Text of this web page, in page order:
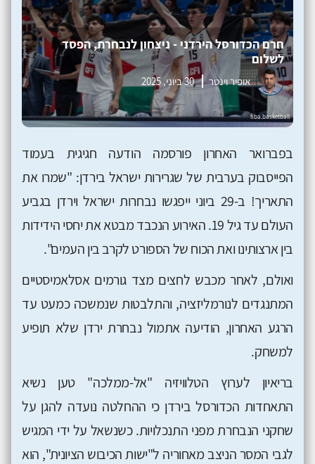
חרם הכדורסל הירדני - ניצחון לנבחרת, הפסד
לשלום
אופיר וינטר 30 ביוני, 2025
בפברואר האחרון פורסמה הודעה חגיגית בעמוד
הפייסבוק בערבית של שגרירות ישראל בירדן: "שמרו את
התאריך! ב-29 ביוני ייפגשו נבחרות ישראל וירדן בגביע
העולם עד גיל 19. האירוע הנכבד מבטא את יחסי הידידות
בין ארצותינו ואת הכוח של הספורט לקרב בין העמים".
ואולם, לאחר מכבש לחצים מצד גורמים אסלאמיסטיים
המתנגדים לנורמליזציה, והתלבטות שנמשכה כמעט עד
הרגע האחרון, הודיעה אתמול נבחרת ירדן שלא תופיע
למשחק.
בריאיון לערוץ הטלוויזיה "אל-ממלכה" טען נשיא
התאחדות הכדורסל בירדן כי ההחלטה נועדה להגן על
שחקני הנבחרת מפני התנכלויות. כשנשאל על ידי המגיש
לגבי המסר הניצב מאחוריה ל"ישות הכיבוש הציונית", הוא